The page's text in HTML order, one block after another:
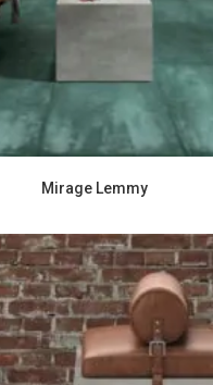
Mirage Lemmy